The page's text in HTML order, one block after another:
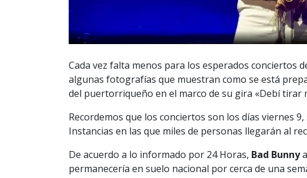
Cada vez falta menos para los esperados conciertos
algunas fotografías que muestran como se está
del puertorriqueño en el marco de su gira «Debí tirar
Recordemos que los conciertos son los días viernes
Instancias en las que miles de personas llegarán al
De acuerdo a lo informado por 24 Horas, Bad Bunny
permanecería en suelo nacional por cerca de una